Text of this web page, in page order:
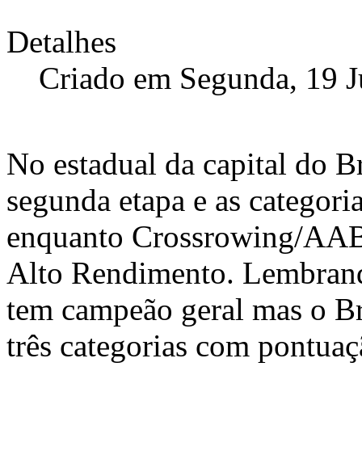
Detalhes
Criado em Segunda, 19
No estadual da capital do
segunda etapa e as
enquanto Crossrowing/
Alto Rendimento.
tem campeão geral mas o
três categorias com